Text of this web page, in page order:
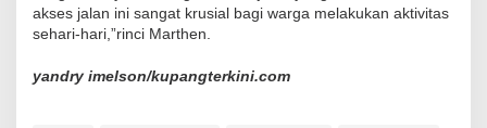
akses jalan ini sangat krusial bagi warga melakukan aktivitas
sehari-hari,”rinci Marthen.
yandry imelson/kupangterkini.com